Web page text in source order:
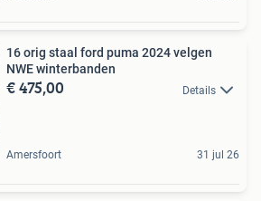
16 orig staal ford puma 2024 velgen
NWE winterbanden
€ 475,00 Details
Amersfoort 31 jul 26